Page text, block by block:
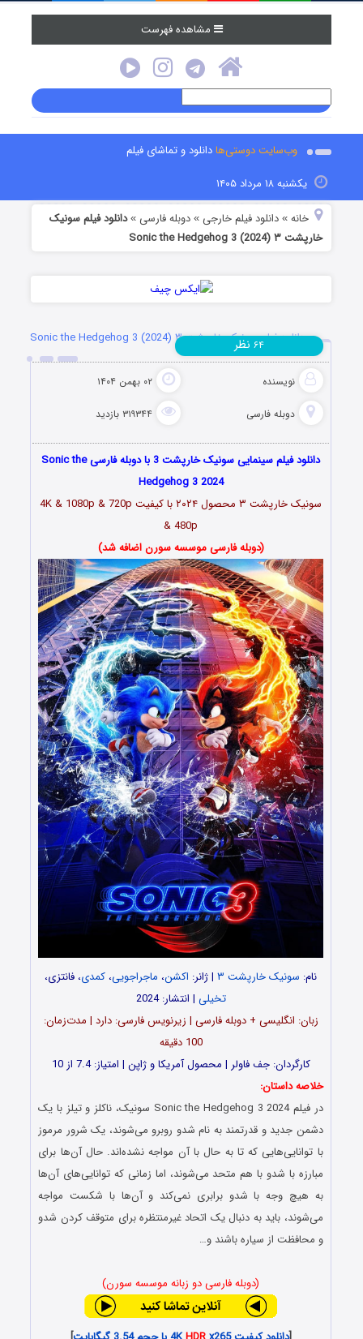
مشاهده فهرست
وب‌سایت دوستی‌هادانلود و تماشای فیلم
یکشنبه ۱۸ مرداد ۱۴۰۵
خانه »دانلود فیلم خارجی »دوبله فارسی »دانلود فیلم سونیک
خارپشت ۳ Sonic the Hedgehog 3 (2024)
دانلود فیلم سونیک خارپشت ۳ Sonic the Hedgehog 3 (2024)
نویسنده ۰۲ بهمن ۱۴۰۴
دوبله فارسی ۳۱۹۳۴۴ بازدید
۶۴ نظر
دانلود فیلم سینمایی سونیک خارپشت 3 با دوبله فارسی Sonic the
Hedgehog 3 2024
سونیک خارپشت ۳ محصول ۲۰۲۴ با کیفیت 4K & 1080p & 720p
& 480p
(دوبله فارسی موسسه سورن اضافه شد)
نام: سونیک خارپشت ۳ | ژانر: اکشن، ماجراجویی، کمدی، فانتزی،
تخیلی | انتشار: 2024
زبان: انگلیسی + دوبله فارسی | زیرنویس فارسی: دارد | مدت‌زمان:
100 دقیقه
کارگردان: جف فاولر | محصول آمریکا و ژاپن | امتیاز: 7.4 از 10
خلاصه داستان:
در فیلم Sonic the Hedgehog 3 2024 سونیک، ناکلز و تیلز با یک
دشمن جدید و قدرتمند به نام شدو روبرو می‌شوند، یک شرور مرموز
با توانایی‌هایی که تا به حال با آن مواجه نشده‌اند. حال آن‌ها برای
مبارزه با شدو با هم متحد می‌شوند، اما زمانی که توانایی‌های آن‌ها
به هیچ وجه با شدو برابری نمی‌کند و آن‌ها با شکست مواجه
می‌شوند، باید به دنبال یک اتحاد غیرمنتظره برای متوقف کردن شدو
و محافظت از سیاره باشند و…
(دوبله فارسی دو زبانه موسسه سورن)